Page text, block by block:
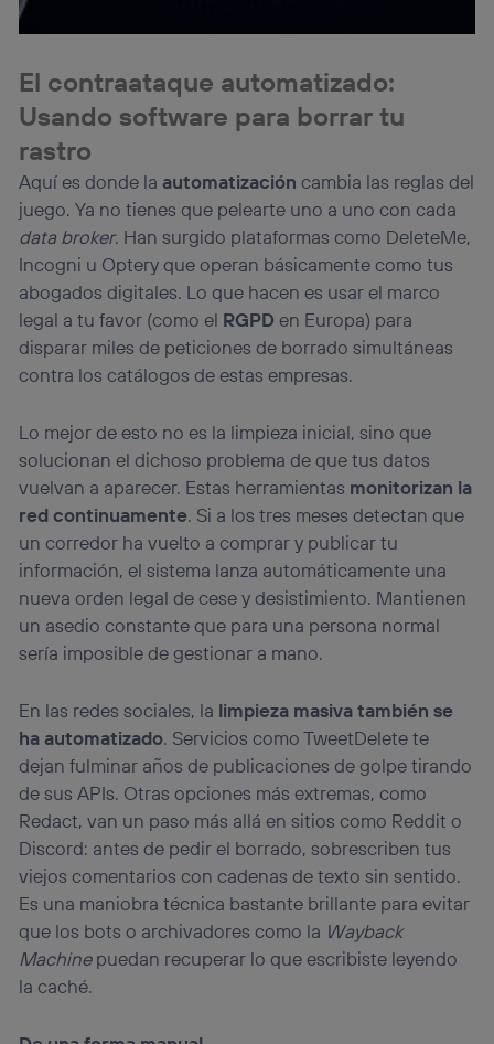
El contraataque automatizado:
Usando software para borrar tu
rastro
Aquí es donde la automatizacióncambia las reglas del
juego. Ya no tienes que pelearte uno a uno con cada
data broker. Han surgido plataformas como DeleteMe,
Incogni u Optery que operan básicamente como tus
abogados digitales. Lo que hacen es usar el marco
legal a tu favor (como el RGPDen Europa) para
disparar miles de peticiones de borrado simultáneas
contra los catálogos de estas empresas.
Lo mejor de esto no es la limpieza inicial, sino que
solucionan el dichoso problema de que tus datos
vuelvan a aparecer. Estas herramientas monitorizan la
red continuamente. Si a los tres meses detectan que
un corredor ha vuelto a comprar y publicar tu
información, el sistema lanza automáticamente una
nueva orden legal de cese y desistimiento. Mantienen
un asedio constante que para una persona normal
sería imposible de gestionar a mano.
En las redes sociales, la limpieza masiva también se
ha automatizado. Servicios como TweetDelete te
dejan fulminar años de publicaciones de golpe tirando
de sus APIs. Otras opciones más extremas, como
Redact, van un paso más allá en sitios como Reddit o
Discord: antes de pedir el borrado, sobrescriben tus
viejos comentarios con cadenas de texto sin sentido.
Es una maniobra técnica bastante brillante para evitar
que los bots o archivadores como la Wayback
Machinepuedan recuperar lo que escribiste leyendo
la caché.